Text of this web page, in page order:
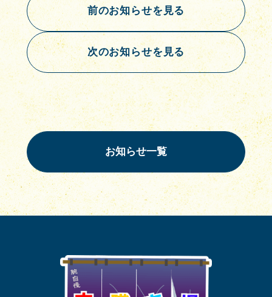
前のお知らせを見る
次のお知らせを見る
お知らせ一覧